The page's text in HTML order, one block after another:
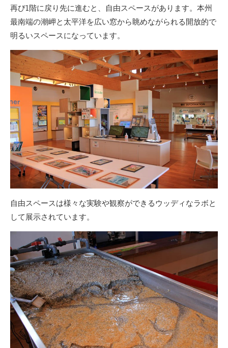
再び1階に戻り先に進むと、自由スペースがあります。本州
最南端の潮岬と太平洋を広い窓から眺めながられる開放的で
明るいスペースになっています。
自由スペースは様々な実験や観察ができるウッディなラボと
して展示されています。